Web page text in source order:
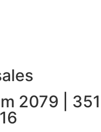
2079 | 351